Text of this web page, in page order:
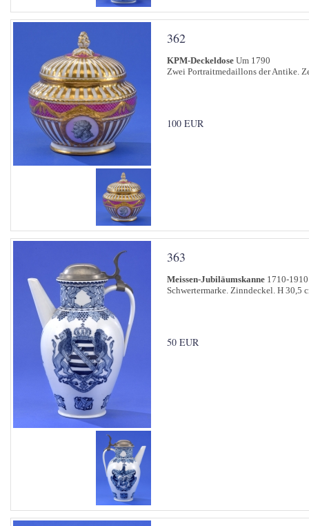
362
KPM-Deckeldose Um 1790
Zwei Portraitmedaillons der Antike.
100 EUR
363
Meissen-Jubiläumskanne 1710-1910
Schwertermarke. Zinndeckel. H 30,5
50 EUR